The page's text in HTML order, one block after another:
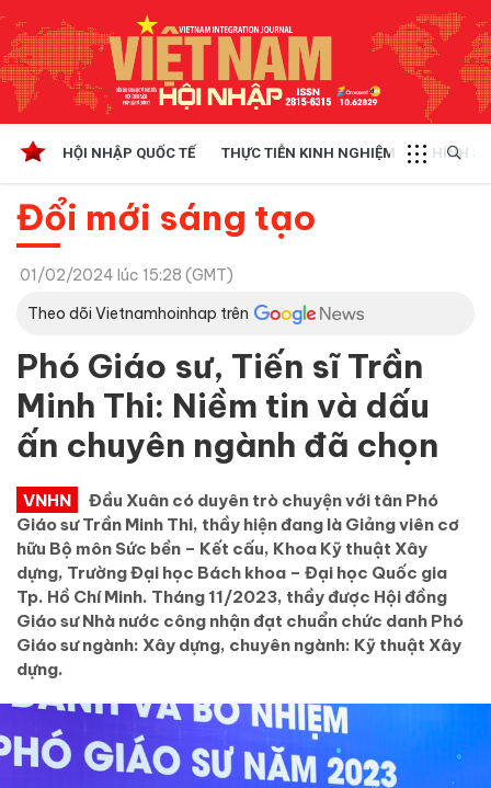
HỘI NHẬP QUỐC TẾ THỰC TIỄN KINH NGHIỆM CHÍNH
Đổi mới sáng tạo
01/02/2024 lúc 15:28 (GMT)
Theo dõi Vietnamhoinhap trên
Phó Giáo sư, Tiến sĩ Trần
Minh Thi: Niềm tin và dấu
ấn chuyên ngành đã chọn
VNHN
Đầu Xuân có duyên trò chuyện với tân Phó
Giáo sư Trần Minh Thi, thầy hiện đang là Giảng viên cơ
hữu Bộ môn Sức bền – Kết cấu, Khoa Kỹ thuật Xây
dựng, Trường Đại học Bách khoa – Đại học Quốc gia
Tp. Hồ Chí Minh. Tháng 11/2023, thầy được Hội đồng
Giáo sư Nhà nước công nhận đạt chuẩn chức danh Phó
Giáo sư ngành: Xây dựng, chuyên ngành: Kỹ thuật Xây
dựng.